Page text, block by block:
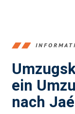
ein
nach